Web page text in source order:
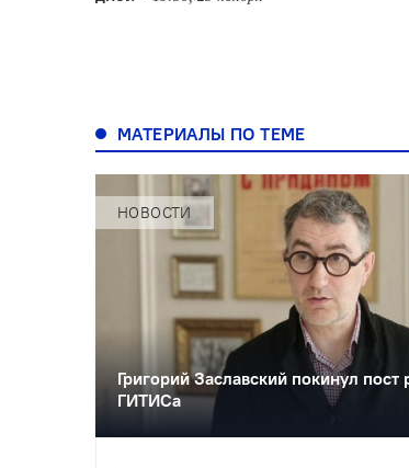
МАТЕРИАЛЫ ПО ТЕМЕ
НОВОСТИ
Григорий Заславский покинул пост
ГИТИСа